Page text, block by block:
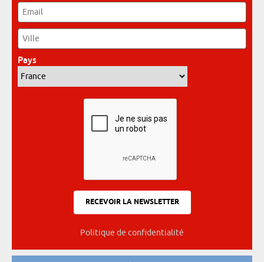
Email
Ville
Pays
Politique de confidentialité